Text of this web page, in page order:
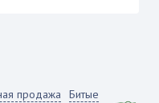
продажа
Битые